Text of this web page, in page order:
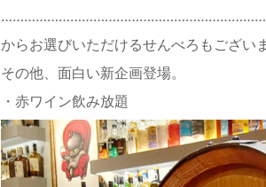
からお選びいただけるせんべろもございま
その他、面白い新企画登場。
・赤ワイン飲み放題